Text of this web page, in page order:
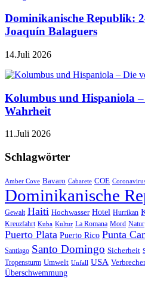
Dominikanische Republik:
Joaquín Balaguers
14.Juli 2026
Kolumbus und Hispaniola
Wahrheit
11.Juli 2026
Schlagwörter
Amber Cove Bavaro Cabarete COE
Dominikanische
Gewalt Haiti Hochwasser Hotel Hurrikan
Kreuzfahrt Kuba Kultur La Romana Mord Natur
Puerto Plata Puerto Rico Punta
Santiago Santo Domingo Sicherheit
Tropensturm Umwelt Unfall USA
Überschwemmung